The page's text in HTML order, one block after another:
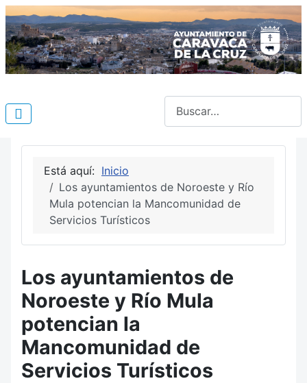
Está aquí: Inicio
Los ayuntamientos de Noroeste y Río
Mula potencian la Mancomunidad de
Servicios Turísticos
Los ayuntamientos de
Noroeste y Río Mula
potencian la
Mancomunidad de
Servicios Turísticos